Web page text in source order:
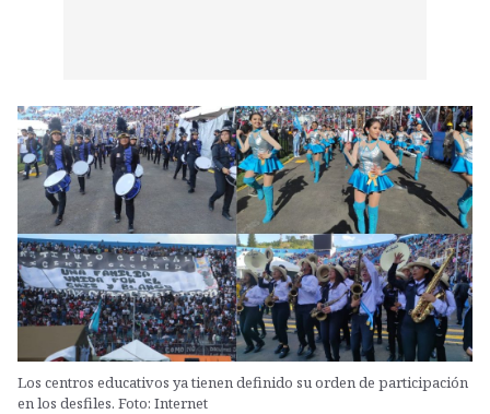
Los centros educativos ya tienen definido su orden de participación
en los desfiles. Foto: Internet